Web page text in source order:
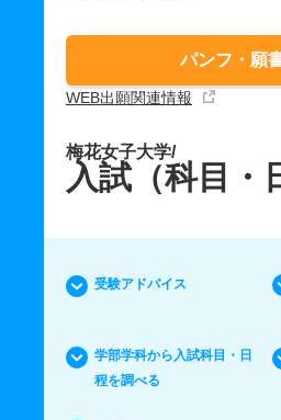
パンフ・願
WEB出願関連情報
梅花女子大学/
入試（科目・
受験アドバイス
学部学科から入試科目・日
程を調べる